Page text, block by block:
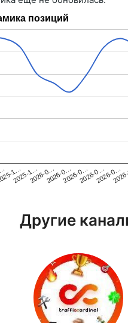
позиций
1…
2025-1…2026-0…2026-0…2026-0…2026-0…2026-0…
Другие